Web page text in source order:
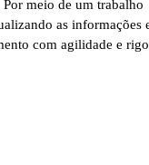
meio de um trabalho
as informações
com agilidade e